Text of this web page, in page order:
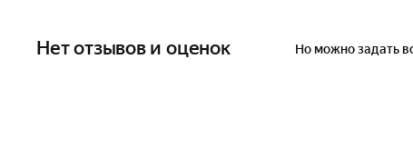
Нет отзывов и оценок Но можно задать